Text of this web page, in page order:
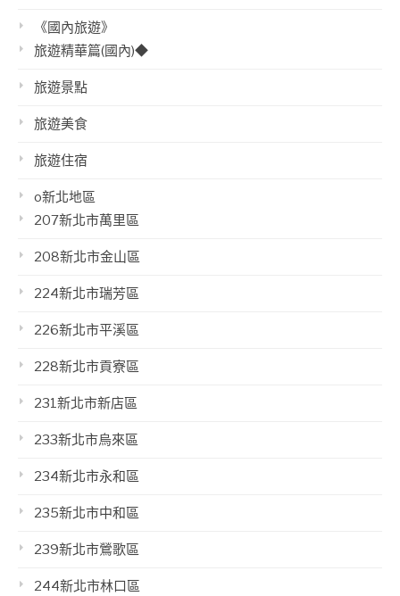
《國內旅遊》
旅遊精華篇(國內)◆
旅遊景點
旅遊美食
旅遊住宿
o新北地區
207新北市萬里區
208新北市金山區
224新北市瑞芳區
226新北市平溪區
228新北市貢寮區
231新北市新店區
233新北市烏來區
234新北市永和區
235新北市中和區
239新北市鶯歌區
244新北市林口區